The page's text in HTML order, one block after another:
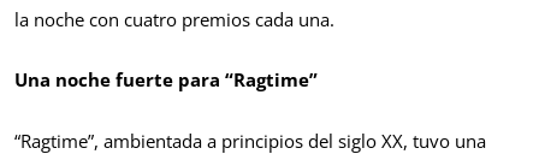
la noche con cuatro premios cada una.
Una noche fuerte para “Ragtime”
“Ragtime”, ambientada a principios del siglo XX, tuvo una